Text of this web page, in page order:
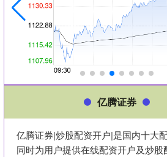
亿腾证券
亿腾证券|炒股配资开户|是国内十大
同时为用户提供在线配资开户及炒股